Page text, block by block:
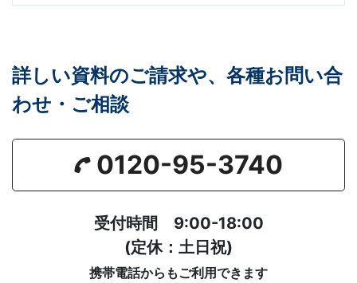
詳しい資料のご請求や、各種お問い合
わせ・ご相談
0120-95-3740
受付時間 9:00-18:00
(定休：土日祝)
携帯電話からもご利用できます